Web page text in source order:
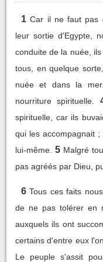
1 Car il ne faut pas
leur sortie d'Egypte,
conduite de la nuée,
tous, en quelque
nuée et dans la mer.
nourriture spirituelle.
spirituelle, car ils
qui les accompagnait
lui-même. 5 Malgré
pas agréés par Dieu,
6 Tous ces faits
de ne pas tolérer en
auxquels ils ont
certains d'entre eux
Le peuple s'assit